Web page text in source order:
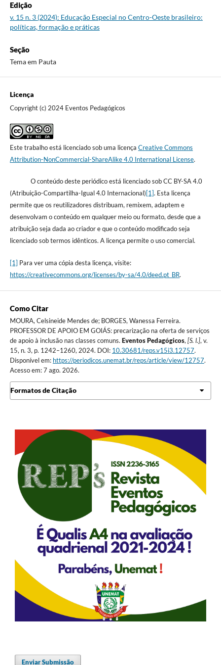
Edição
v. 15 n. 3 (2024): Educação Especial no Centro-Oeste brasileiro:
políticas, formação e práticas
Seção
Tema em Pauta
Licença
Copyright (c) 2024 Eventos Pedagógicos
Este trabalho está licenciado sob uma licença Creative Commons
Attribution-NonCommercial-ShareAlike 4.0 International License.
O conteúdo deste periódico está licenciado sob CC BY-SA 4.0
(Atribuição-Compartilha-Igual 4.0 Internacional)[1]. Esta licença
permite que os reutilizadores distribuam, remixem, adaptem e
desenvolvam o conteúdo em qualquer meio ou formato, desde que a
atribuição seja dada ao criador e que o conteúdo modificado seja
licenciado sob termos idênticos. A licença permite o uso comercial.
[1] Para ver uma cópia desta licença, visite:
https://creativecommons.org/licenses/by-sa/4.0/deed.pt_BR.
Como Citar
MOURA, Celsineide Mendes de; BORGES, Wanessa Ferreira.
PROFESSOR DE APOIO EM GOIÁS: precarização na oferta de serviços
de apoio à inclusão nas classes comuns. Eventos Pedagógicos, [S. l.], v.
15, n. 3, p. 1242–1260, 2024. DOI: 10.30681/reps.v15i3.12757.
Disponível em: https://periodicos.unemat.br/reps/article/view/12757.
Acesso em: 7 ago. 2026.
Formatos de Citação
Enviar Submissão